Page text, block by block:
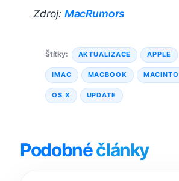
Zdroj: MacRumors
Štítky: AKTUALIZACE APPLE
IMAC MACBOOK
OS X UPDATE
Podobnéčlánky